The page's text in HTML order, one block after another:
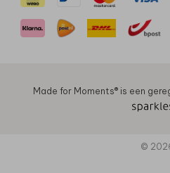
Made for Moments®️ is een
©